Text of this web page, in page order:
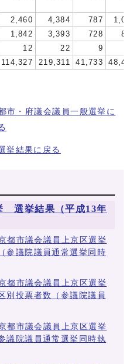
2,460 4,384 787
1,842 3,393 728
12 22 9
114,327 219,311 41,733
・府議会議員一般選挙に
挙結果に戻る
選挙結果（平成13年
市議会議員上京区選挙
議院議員通常選挙同時
市議会議員上京区選挙
別投票者数（参議院議員
市議会議員上京区選挙
院議員通常選挙同時執